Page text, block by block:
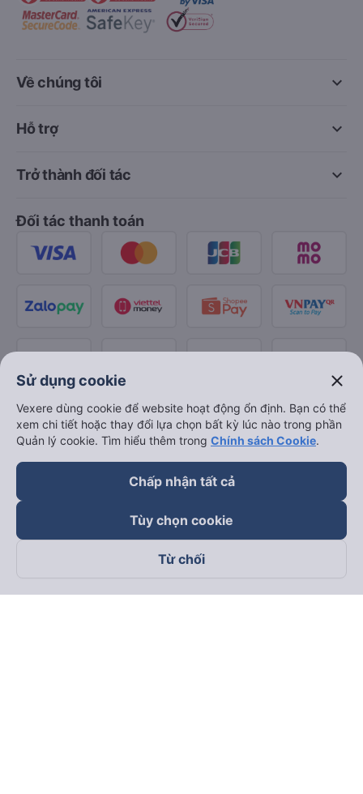
keyboard_arrow_down
Về chúng tôi
keyboard_arrow_down
Hỗ trợ
keyboard_arrow_down
Trở thành đối tác
Đối tác thanh toán
Theo dõi chúng tôi trên
Sử dụng cookie close
Vexere dùng cookie để website hoạt động ổn định. Bạn có thể
xem chi tiết hoặc thay đổi lựa chọn bất kỳ lúc nào trong phần
Quản lý cookie. Tìm hiểu thêm trong Chính sách Cookie.
Chấp nhận tất cả
Tùy chọn cookie
Từ chối